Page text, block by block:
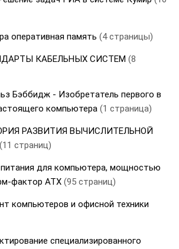
оперативная память (4 страницы)
КАБЕЛЬНЫХ СИСТЕМ (8
Бэббидж - Изобретатель первого в
компьютера (1 страница)
РАЗВИТИЯ ВЫЧИСЛИТЕЛЬНОЙ
(11 страниц)
для компьютера, мощностью
фактор АТХ (95 страниц)
компьютеров и офисной техники
специализированного